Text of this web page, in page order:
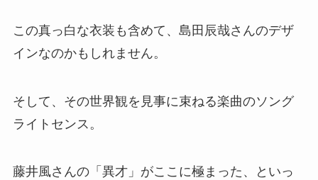
この真っ白な衣装も含めて、島田辰哉さんのデザ
インなのかもしれません。
そして、その世界観を見事に束ねる楽曲のソング
ライトセンス。
藤井風さんの「異才」がここに極まった、といっ